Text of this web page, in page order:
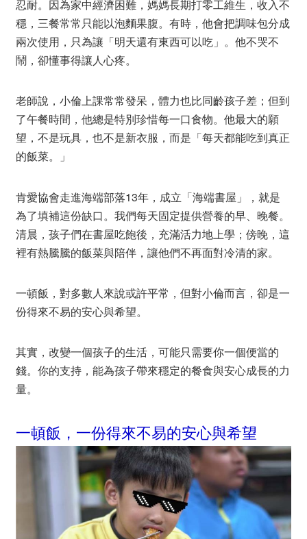
忍耐。因為家中經濟困難，媽媽長期打零工維生，收入不
穩，三餐常常只能以泡麵果腹。有時，他會把調味包分成
兩次使用，只為讓「明天還有東西可以吃」。他不哭不
鬧，卻懂事得讓人心疼。
老師說，小倫上課常常發呆，體力也比同齡孩子差；但到
了午餐時間，他總是特別珍惜每一口食物。他最大的願
望，不是玩具，也不是新衣服，而是「每天都能吃到真正
的飯菜。」
肯愛協會走進海端部落13年，成立「海端書屋」，就是
為了填補這份缺口。我們每天固定提供營養的早、晚餐。
清晨，孩子們在書屋吃飽後，充滿活力地上學；傍晚，這
裡有熱騰騰的飯菜與陪伴，讓他們不再面對冷清的家。
一頓飯，對多數人來說或許平常，但對小倫而言，卻是一
份得來不易的安心與希望。
其實，改變一個孩子的生活，可能只需要你一個便當的
錢。你的支持，能為孩子帶來穩定的餐食與安心成長的力
量。
一頓飯，一份得來不易的安心與希望